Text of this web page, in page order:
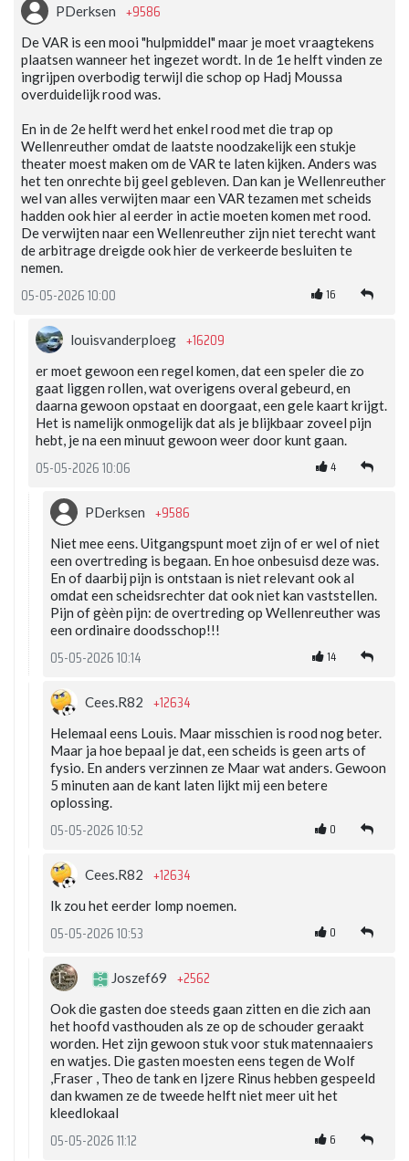
PDerksen +9586
De VAR is een mooi "hulpmiddel" maar je moet vraagtekens
plaatsen wanneer het ingezet wordt. In de 1e helft vinden ze
ingrijpen overbodig terwijl die schop op Hadj Moussa
overduidelijk rood was.
En in de 2e helft werd het enkel rood met die trap op
Wellenreuther omdat de laatste noodzakelijk een stukje
theater moest maken om de VAR te laten kijken. Anders was
het ten onrechte bij geel gebleven. Dan kan je Wellenreuther
wel van alles verwijten maar een VAR tezamen met scheids
hadden ook hier al eerder in actie moeten komen met rood.
De verwijten naar een Wellenreuther zijn niet terecht want
de arbitrage dreigde ook hier de verkeerde besluiten te
nemen.
05-05-2026 10:00 16
louisvanderploeg +16209
er moet gewoon een regel komen, dat een speler die zo
gaat liggen rollen, wat overigens overal gebeurd, en
daarna gewoon opstaat en doorgaat, een gele kaart krijgt.
Het is namelijk onmogelijk dat als je blijkbaar zoveel pijn
hebt, je na een minuut gewoon weer door kunt gaan.
05-05-2026 10:06 4
PDerksen +9586
Niet mee eens. Uitgangspunt moet zijn of er wel of niet
een overtreding is begaan. En hoe onbesuisd deze was.
En of daarbij pijn is ontstaan is niet relevant ook al
omdat een scheidsrechter dat ook niet kan vaststellen.
Pijn of gèèn pijn: de overtreding op Wellenreuther was
een ordinaire doodsschop!!!
05-05-2026 10:14 14
Cees.R82 +12634
Helemaal eens Louis. Maar misschien is rood nog beter.
Maar ja hoe bepaal je dat, een scheids is geen arts of
fysio. En anders verzinnen ze Maar wat anders. Gewoon
5 minuten aan de kant laten lijkt mij een betere
oplossing.
05-05-2026 10:52 0
Cees.R82 +12634
Ik zou het eerder lomp noemen.
05-05-2026 10:53 0
Joszef69 +2562
Ook die gasten doe steeds gaan zitten en die zich aan
het hoofd vasthouden als ze op de schouder geraakt
worden. Het zijn gewoon stuk voor stuk matennaaiers
en watjes. Die gasten moesten eens tegen de Wolf
,Fraser , Theo de tank en Ijzere Rinus hebben gespeeld
dan kwamen ze de tweede helft niet meer uit het
kleedlokaal
05-05-2026 11:12 6